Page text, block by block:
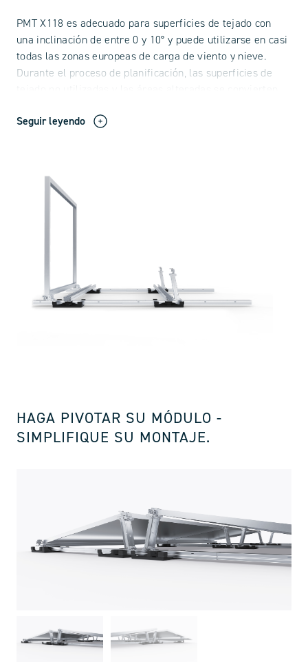
PMT X118 es adecuado para superficies de tejado con
una inclinación de entre 0 y 10° y puede utilizarse en casi
todas las zonas europeas de carga de viento y nieve.
Durante el proceso de planificación, las superficies de
Seguir leyendo
HAGA PIVOTAR SU MÓDULO -
SIMPLIFIQUE SU MONTAJE.